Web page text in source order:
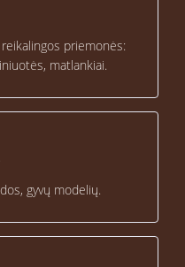
priemonės:
matlankiai.
gyvų modelių.